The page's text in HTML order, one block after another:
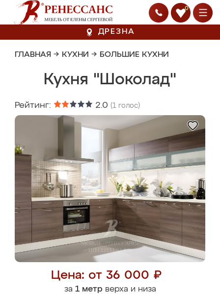
0
ДРЕЗНА
ГЛАВНАЯ → КУХНИ → БОЛЬШИЕ КУХНИ
Кухня "Шоколад"
Рейтинг: 2.0 (1 голос)
Цена: от 36 000 ₽
за 1 метрверха и низа